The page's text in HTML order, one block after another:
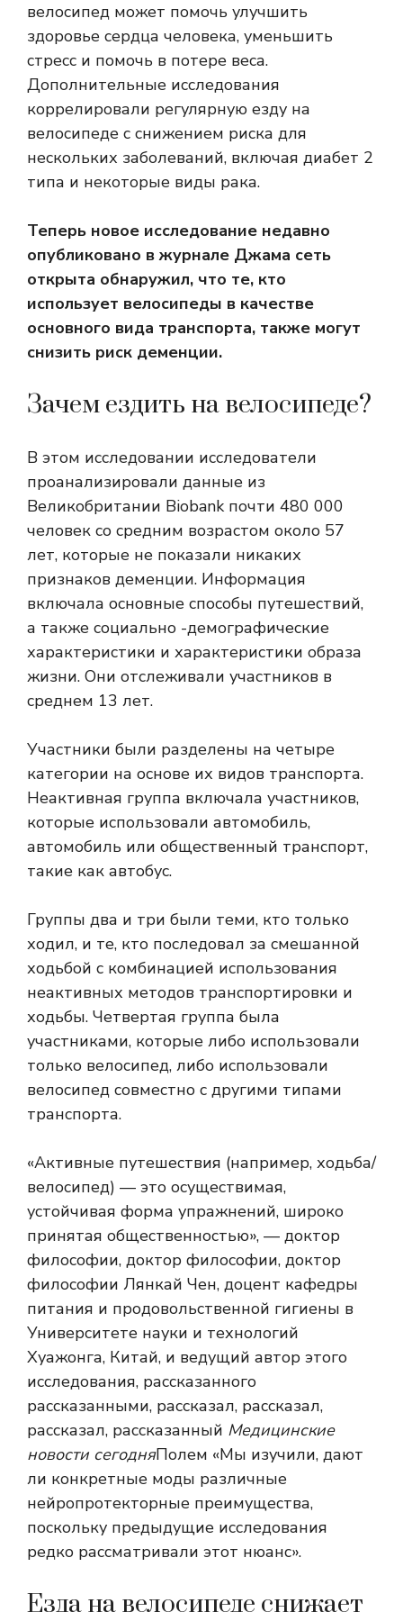
велосипед может помочь улучшить
здоровье сердца человека, уменьшить
стресс и помочь в потере веса.
Дополнительные исследования
коррелировали регулярную езду на
велосипеде с снижением риска для
нескольких заболеваний, включая диабет 2
типа и некоторые виды рака.
Теперь новое исследование недавно
опубликовано в журнале Джама сеть
открыта обнаружил, что те, кто
использует велосипеды в качестве
основного вида транспорта, также могут
снизить риск деменции.
Зачем ездить на велосипеде?
В этом исследовании исследователи
проанализировали данные из
Великобритании Biobank почти 480 000
человек со средним возрастом около 57
лет, которые не показали никаких
признаков деменции. Информация
включала основные способы путешествий,
а также социально -демографические
характеристики и характеристики образа
жизни. Они отслеживали участников в
среднем 13 лет.
Участники были разделены на четыре
категории на основе их видов транспорта.
Неактивная группа включала участников,
которые использовали автомобиль,
автомобиль или общественный транспорт,
такие как автобус.
Группы два и три были теми, кто только
ходил, и те, кто последовал за смешанной
ходьбой с комбинацией использования
неактивных методов транспортировки и
ходьбы. Четвертая группа была
участниками, которые либо использовали
только велосипед, либо использовали
велосипед совместно с другими типами
транспорта.
«Активные путешествия (например, ходьба/
велосипед) — это осуществимая,
устойчивая форма упражнений, широко
принятая общественностью», — доктор
философии, доктор философии, доктор
философии Лянкай Чен, доцент кафедры
питания и продовольственной гигиены в
Университете науки и технологий
Хуажонга, Китай, и ведущий автор этого
исследования, рассказанного
рассказанными, рассказал, рассказал,
рассказал, рассказанный Медицинские
новости сегодняПолем «Мы изучили, дают
ли конкретные моды различные
нейропротекторные преимущества,
поскольку предыдущие исследования
редко рассматривали этот нюанс».
Езда на велосипеде снижает